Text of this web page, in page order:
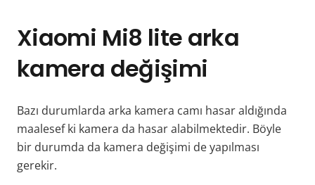
Xiaomi Mi8 lite arka
kamera değişimi
Bazı durumlarda arka kamera camı hasar aldığında
maalesef ki kamera da hasar alabilmektedir. Böyle
bir durumda da kamera değişimi de yapılması
gerekir.